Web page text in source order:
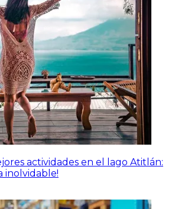
actividades en el lago Atitlán:
inolvidable!